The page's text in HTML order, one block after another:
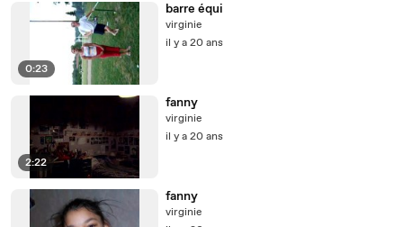
0:23
barre équi
virginie
il y a 20 ans
2:22
fanny
virginie
il y a 20 ans
fanny
virginie